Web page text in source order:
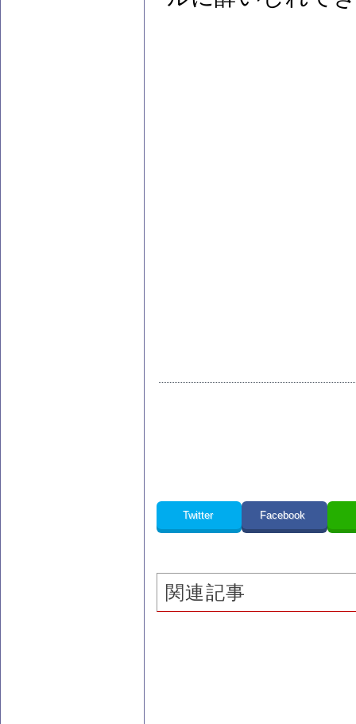
Twitter Facebook
関連記事